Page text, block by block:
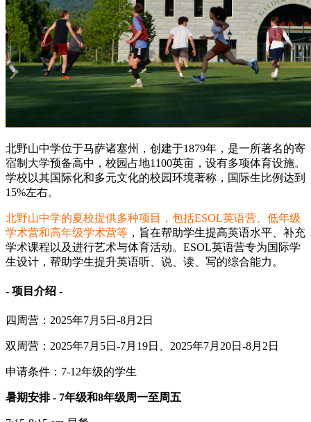
北野山中学位于马萨诸塞州，创建于1879年，是一所著名的寄
宿制大学预备高中，校园占地1100英亩，设有多项体育设施。
学校以其国际化和多元文化的校园环境著称，国际生比例达到
15%左右。
北野山中学的夏校提供多种项目，包括ESOL英语营、低年级
学术营和高年级学术营等 ，旨在帮助学生提高英语水平、补充
学术课程以及进行艺术与体育活动。ESOL英语营专为国际学
生设计，帮助学生提升英语听、说、读、写的综合能力。
- 项目介绍 -
四周营：2025年7月5日-8月2日
双周营：2025年7月5日-7月19日、2025年7月20日-8月2日
申请条件：7-12年级的学生
暑期安排 - 7年级和8年级周一至周五